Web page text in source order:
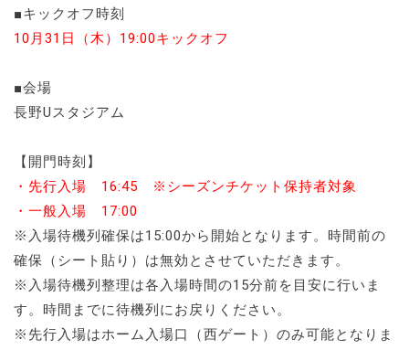
■キックオフ時刻
10月31日（木）19:00キックオフ
■会場
長野Uスタジアム
【開門時刻】
・先行入場 16:45 ※シーズンチケット保持者対象
・一般入場 17:00
※入場待機列確保は15:00から開始となります。時間前の
確保（シート貼り）は無効とさせていただきます。
※入場待機列整理は各入場時間の15分前を目安に行いま
す。時間までに待機列にお戻りください。
※先行入場はホーム入場口（西ゲート）のみ可能となりま